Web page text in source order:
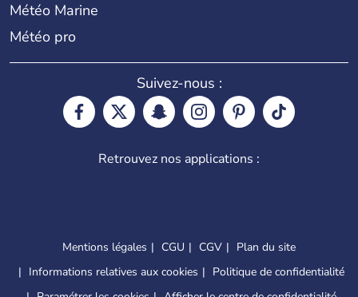
Météo Marine
Météo pro
Suivez-nous :
Retrouvez nos applications :
Mentions légales CGU CGV
Plan du site
Informations relatives aux cookies
Politique de confidentialité